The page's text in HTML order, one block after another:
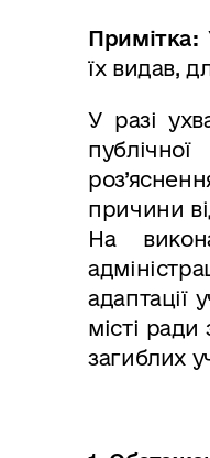
Примітка:
їх видав,
У разі
причини
На
адаптації
місті ради
загиблих